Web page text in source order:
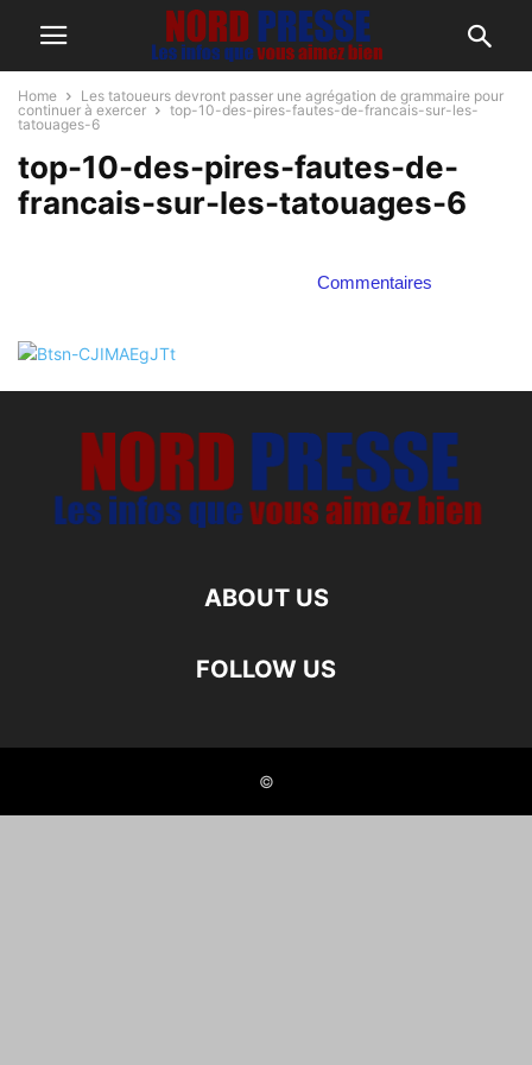
Home
Les tatoueurs devront passer une agrégation de grammaire pour
continuer à exercer
top-10-des-pires-fautes-de-francais-sur-les-
tatouages-6
top-10-des-pires-fautes-de-
francais-sur-les-tatouages-6
Commentaires
ABOUT US
FOLLOW US
©